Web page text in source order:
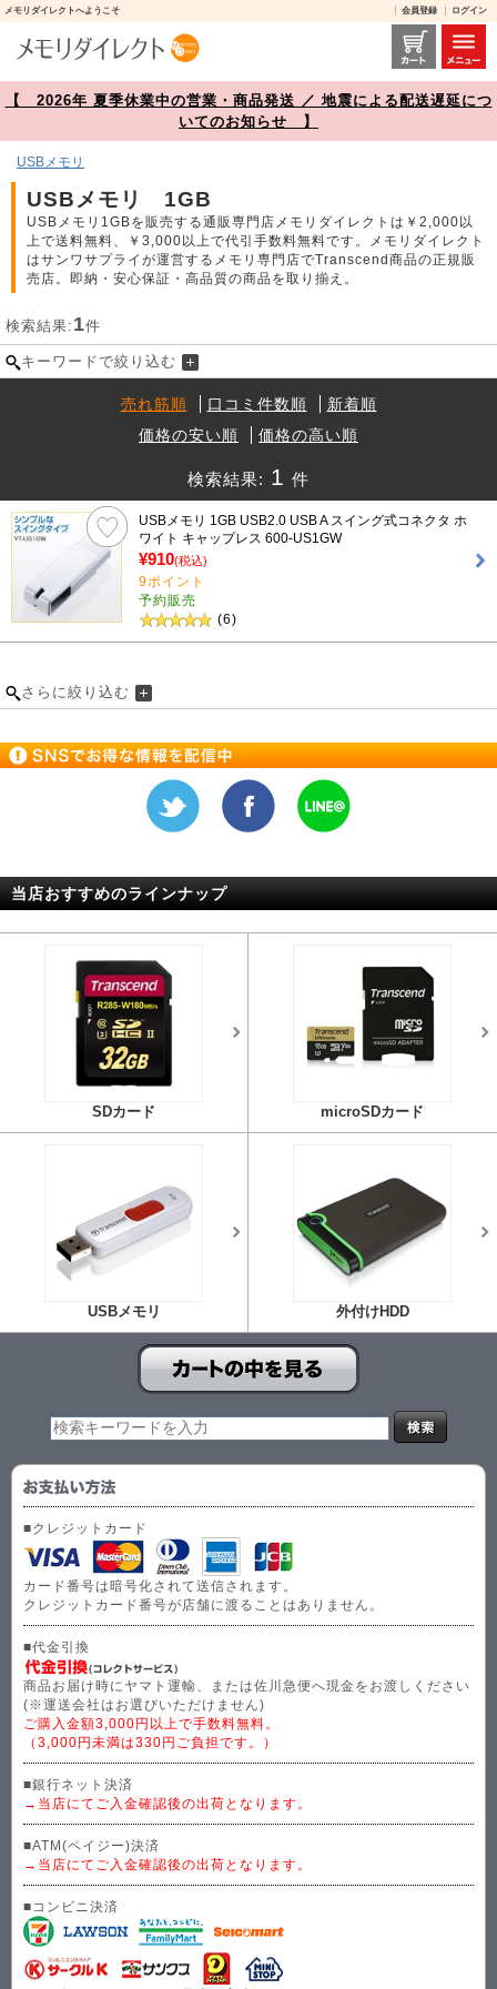
メモリダイレクトへようこそ 会員登録 ログイン
USBメモリ 1GB 商品一覧【メモリダイレクト】
【 2026年 夏季休業中の営業・商品発送 ／ 地震による配送遅延につ
いてのお知らせ 】
USBメモリ
USBメモリ 1GB
USBメモリ1GBを販売する通販専門店メモリダイレクトは￥2,000以
上で送料無料、￥3,000以上で代引手数料無料です。メモリダイレクト
はサンワサプライが運営するメモリ専門店でTranscend商品の正規販
売店。即納・安心保証・高品質の商品を取り揃え。
検索結果: 1件
キーワードで絞り込む
売れ筋順 口コミ件数順
新着順
価格の安い順
価格の高い順
検索結果: 1 件
USBメモリ 1GB USB2.0 USB A スイング式コネクタ ホ
ワイト キャップレス 600-US1GW
¥910(税込)
9ポイント
予約販売
(6)
さらに絞り込む
当店おすすめのラインナップ
SDカード microSDカード
USBメモリ 外付けHDD
■クレジットカード
カード番号は暗号化されて送信されます。
クレジットカード番号が店舗に渡ることはありません。
■代金引換
商品お届け時にヤマト運輸、または佐川急便へ現金をお渡しください
(※運送会社はお選びいただけません)
ご購入金額3,000円以上で手数料無料。
（3,000円未満は330円ご負担です。）
■銀行ネット決済
→当店にてご入金確認後の出荷となります。
■ATM(ペイジー)決済
→当店にてご入金確認後の出荷となります。
■コンビニ決済